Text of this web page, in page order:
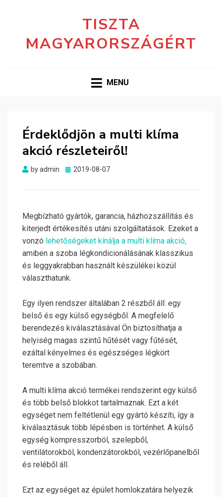
TISZTA
MAGYARORSZÁGÉRT
MENU
Érdeklődjön a ​multi klíma
akció részleteiről!
byadmin
Posted
2019-08-07
Megbízható gyártók, garancia, házhozszállítás és
kiterjedt értékesítés utáni szolgáltatások. Ezeket a
vonzó lehetőségeket kínálja a ​multi klíma akció,
amiben a szoba légkondicionálásának klasszikus
és leggyakrabban használt készülékei közül
választhatunk.
Egy ilyen rendszer általában 2 részből áll: egy
belső és egy külső egységből. A megfelelő
berendezés kiválasztásával Ön biztosíthatja a
helyiség magas szintű hűtését vagy fűtését,
ezáltal kényelmes és egészséges légkört
teremtve a szobában.
A multi klíma akció termékei rendszerint egy külső
és több belső blokkot tartalmaznak. Ezt a két
egységet nem feltétlenül egy gyártó készíti, így a
kiválasztásuk több lépésben is történhet. A külső
egység kompresszorból, szelepből,
ventilátorokból, kondenzátorokból, vezérlőpanelből
és reléből áll.
Ezt az egységet az épület homlokzatára helyezik